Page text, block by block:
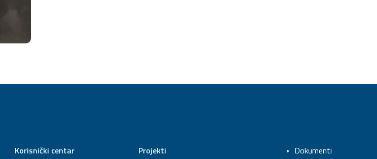
Korisnički centar
Projekti
Dokumenti